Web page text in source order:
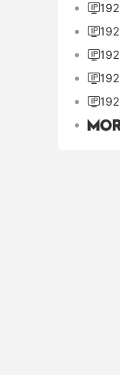




